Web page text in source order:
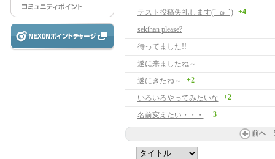
テスト投稿失礼します(´･ω･`)
+4
sekihan please?
待ってました!!
遂に来ましたね～
遂にきたね～
+2
いろいろやってみたいな +2
名前変えたい・・・ +3
前へ